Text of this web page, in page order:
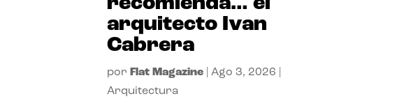
arquitecto Ivan
Cabrera
por Flat Magazine |Ago 3, 2026
Arquitectura